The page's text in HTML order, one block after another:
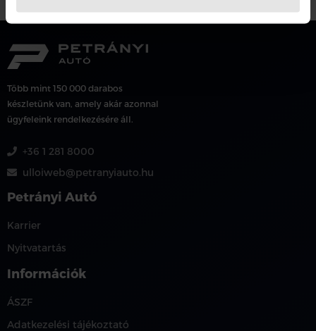
Több mint 150 000 darabos
készletünk van, amely akár azonnal
ügyfeleink rendelkezésére áll.
+36 1 281 8000
ulloiweb@petranyiauto.hu
Petrányi Autó
Karrier
Nyitvatartás
Információk
ÁSZF
Adatkezelési tájékoztató